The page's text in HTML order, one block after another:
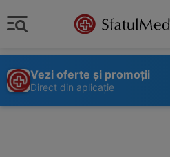
Vezi oferte și promoții
Direct din aplicație